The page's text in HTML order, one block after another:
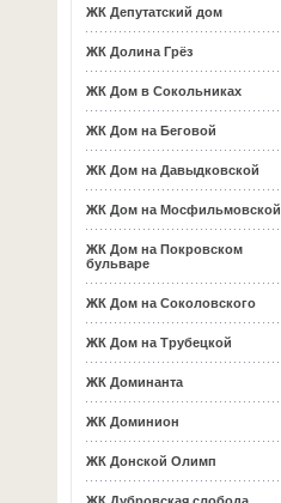
ЖК Депутатский дом
ЖК Долина Грёз
ЖК Дом в Сокольниках
ЖК Дом на Беговой
ЖК Дом на Давыдковской
ЖК Дом на Мосфильмовской
ЖК Дом на Покровском
бульваре
ЖК Дом на Соколовского
ЖК Дом на Трубецкой
ЖК Доминанта
ЖК Доминион
ЖК Донской Олимп